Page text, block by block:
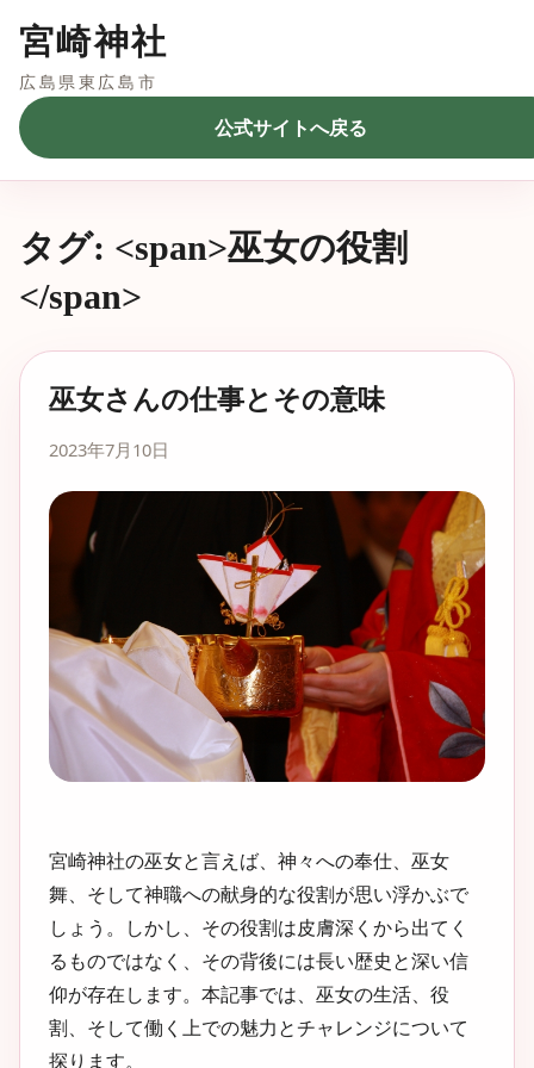
宮崎神社
広島県東広島市
公式サイトへ戻る
タグ: <span>巫女の役割
</span>
巫女さんの仕事とその意味
2023年7月10日
宮崎神社の巫女と言えば、神々への奉仕、巫女
舞、そして神職への献身的な役割が思い浮かぶで
しょう。しかし、その役割は皮膚深くから出てく
るものではなく、その背後には長い歴史と深い信
仰が存在します。本記事では、巫女の生活、役
割、そして働く上での魅力とチャレンジについて
探ります。